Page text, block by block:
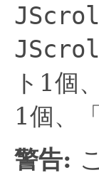
ト1個
1個、
警告: